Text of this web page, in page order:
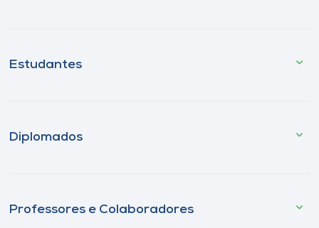
Estudantes
Diplomados
Professores e Colaboradores